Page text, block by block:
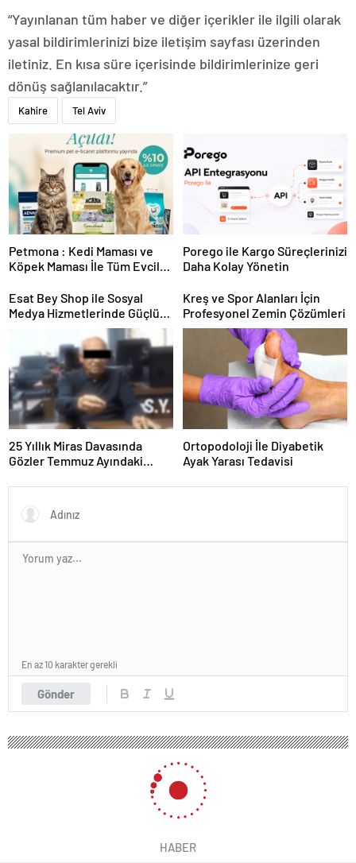
“Yayınlanan tüm haber ve diğer içerikler ile ilgili olarak
yasal bildirimlerinizi bize iletişim sayfası üzerinden
iletiniz. En kısa süre içerisinde bildirimlerinize geri
dönüş sağlanılacaktır.”
Kahire Tel Aviv
Petmona : Kedi Maması ve
Köpek Maması İle Tüm Evcil
Porego ile Kargo Süreçlerinizi
Daha Kolay Yönetin
Esat Bey Shop ile Sosyal
Medya Hizmetlerinde Güçlü
Kreş ve Spor Alanları İçin
Profesyonel Zemin Çözümleri
25 Yıllık Miras Davasında
Gözler Temmuz Ayındaki
Ortopodoloji İle Diyabetik
Ayak Yarası Tedavisi
Gönder
En az 10 karakter gerekli
HABER